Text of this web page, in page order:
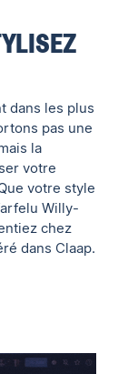
dans les plus
pas une
la
votre
votre style
Willy-
chez
dans Claap.